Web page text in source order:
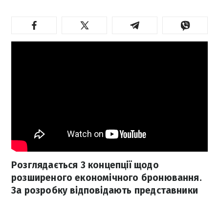
Розглядається 3 концепції щодо
розширеного економічного бронювання.
За розробку відповідають представники